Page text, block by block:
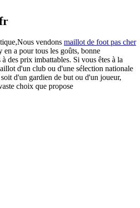
vendons maillot de foot pas cher
a pour tous les goûts, bonne
des prix imbattables. Si vous êtes à la
d'un club ou d'une sélection nationale
d'un gardien de but ou d'un joueur,
choix que propose